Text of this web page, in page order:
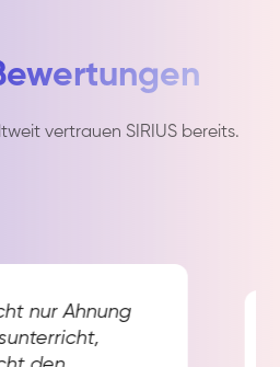
vertrauen SIRIUS bereits.
nur Ahnung